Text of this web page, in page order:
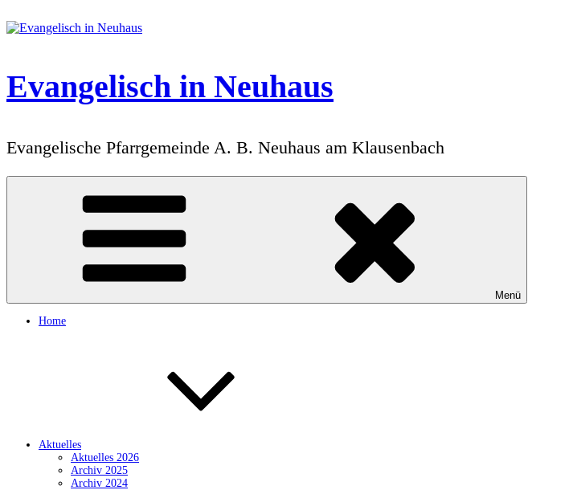
Inhalt
Evangelisch in Neuhaus
Evangelische Pfarrgemeinde A. B. Neuhaus am Klausenbach
Menü
Home
Aktuelles
Aktuelles 2026
Archiv 2025
Archiv 2024